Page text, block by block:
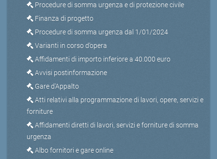
Procedure di somma urgenza e di protezione civile
Finanza di progetto
Procedure di somma urgenza dal 1/01/2024
Varianti in corso d’opera
Affidamenti di importo inferiore a 40.000 euro
Avvisi postinformazione
Gare d'Appalto
Atti relativi alla programmazione di lavori, opere, servizi e
forniture
Affidamenti diretti di lavori, servizi e forniture di somma
urgenza
Albo fornitori e gare online